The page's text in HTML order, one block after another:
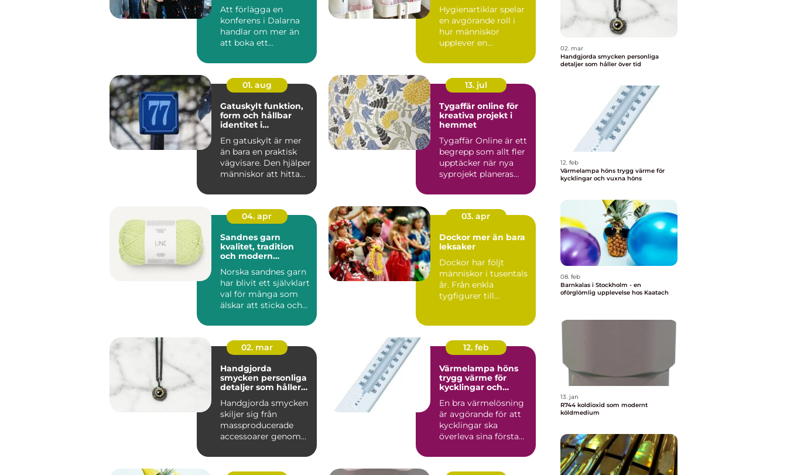
Att förlägga en
konferens i Dalarna
handlar om mer än
att boka ett
Hygienartiklar spelar
en avgörande roll i
hur människor
upplever en
01. aug
Gatuskylt funktion,
form och hållbar
identitet i
En gatuskylt är mer
än bara en praktisk
vägvisare. Den hjälper
människor att hitta
13. jul
Tygaffär online för
kreativa projekt i
hemmet
Tygaffär Online är ett
begrepp som allt fler
upptäcker när nya
syprojekt planeras
köksbord...
04. apr
Sandnes garn
kvalitet, tradition
och modern
Norska sandnes garn
har blivit ett självklart
val för många som
älskar att sticka och
03. apr
Dockor mer än bara
leksaker
Dockor har följt
människor i tusentals
år. Från enkla
tygfigurer till
02. mar
Handgjorda
smycken personliga
detaljer som håller
Handgjorda smycken
skiljer sig från
massproducerade
accessoarer genom
små ski...
12. feb
Värmelampa höns
trygg värme för
kycklingar och
En bra värmelösning
är avgörande för att
kycklingar ska
överleva sina första
vuxn...
02. mar
Handgjorda smycken personliga
detaljer som håller över tid
12. feb
Värmelampa höns trygg värme för
kycklingar och vuxna höns
08. feb
Barnkalas i Stockholm - en
oförglömlig upplevelse hos Kaatach
13. jan
R744 koldioxid som modernt
köldmedium